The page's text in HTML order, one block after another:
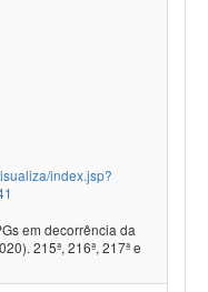
index.jsp?
em decorrência da
215ª, 216ª, 217ª e